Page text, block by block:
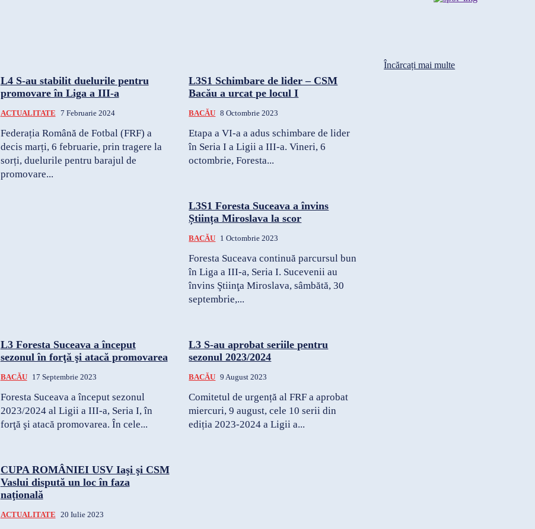
L4 S-au stabilit duelurile pentru
promovare în Liga a III-a
ACTUALITATE 7 Februarie 2024
Federația Română de Fotbal (FRF) a
decis marți, 6 februarie, prin tragere la
sorți, duelurile pentru barajul de
promovare...
L3S1 Schimbare de lider – CSM
Bacău a urcat pe locul I
BACĂU 8 Octombrie 2023
Etapa a VI-a a adus schimbare de lider
în Seria I a Ligii a III-a. Vineri, 6
octombrie, Foresta...
L3S1 Foresta Suceava a învins
Știința Miroslava la scor
BACĂU 1 Octombrie 2023
Foresta Suceava continuă parcursul bun
în Liga a III-a, Seria I. Sucevenii au
învins Ştiinţa Miroslava, sâmbătă, 30
septembrie,...
L3 Foresta Suceava a început
sezonul în forţă şi atacă promovarea
BACĂU 17 Septembrie 2023
Foresta Suceava a început sezonul
2023/2024 al Ligii a III-a, Seria I, în
forţă şi atacă promovarea. În cele...
L3 S-au aprobat seriile pentru
sezonul 2023/2024
BACĂU 9 August 2023
Comitetul de urgență al FRF a aprobat
miercuri, 9 august, cele 10 serii din
ediția 2023-2024 a Ligii a...
CUPA ROMÂNIEI USV Iaşi şi CSM
Vaslui dispută un loc în faza
naţională
ACTUALITATE 20 Iulie 2023
Încărcați mai multe